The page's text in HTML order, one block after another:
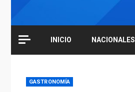
INICIO NACIONALES
GASTRONOMÍA